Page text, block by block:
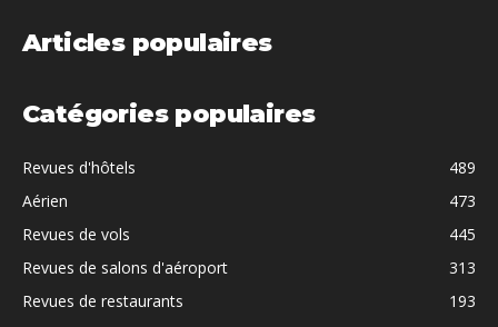
Articles populaires
Catégories populaires
Revues d'hôtels
489
Aérien
473
Revues de vols
445
Revues de salons d'aéroport
313
Revues de restaurants
193